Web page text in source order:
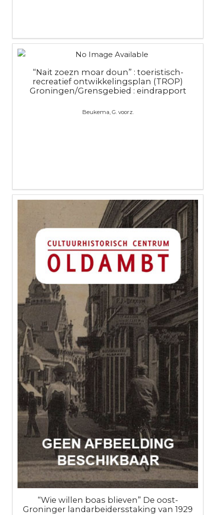
“Nait zoezn moar doun” : toeristisch-
recreatief ontwikkelingsplan (TROP)
Groningen/Grensgebied : eindrapport
Beukema, G. voorz.
“Wie willen boas blieven” De oost-
Groninger landarbeidersstaking van 1929